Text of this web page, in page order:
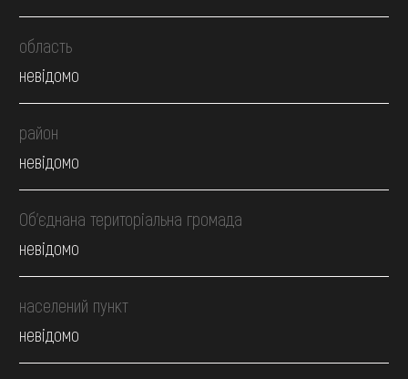
область
невідомо
район
невідомо
Об’єднана територіальна громада
невідомо
населений пункт
невідомо